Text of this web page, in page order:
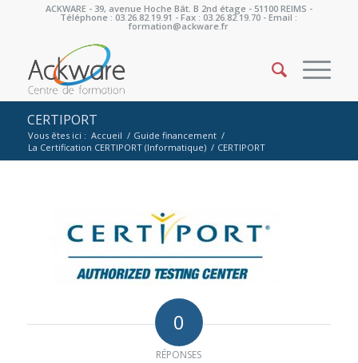
ACKWARE - 39, avenue Hoche Bât. B 2nd étage - 51100 REIMS -
Téléphone : 03.26.82.19.91 - Fax : 03.26.82.19.70 - Email :
formation@ackware.fr
CERTIPORT
Vous êtes ici : Accueil / Guide financement /
La Certification CERTIPORT (Informatique) / CERTIPORT
0
RÉPONSES